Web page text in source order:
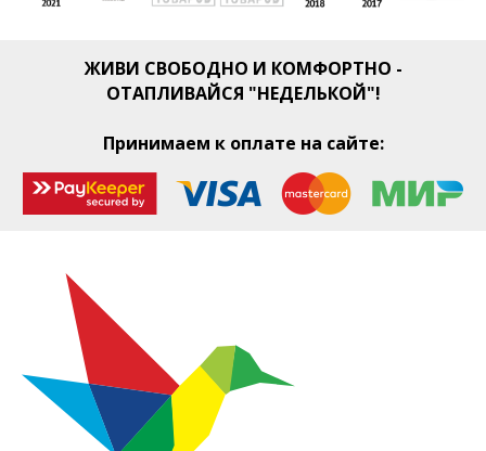
ЖИВИ СВОБОДНО И КОМФОРТНО -
ОТАПЛИВАЙСЯ "НЕДЕЛЬКОЙ"!
Принимаем к оплате на сайте: